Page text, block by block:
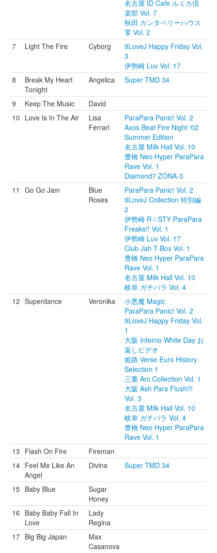
名古屋 ID Cafe ルミカ倶
楽部 Vol. 7
秋田 カンタベリーハウス
零 Vol. 2
7
Light The Fire Cyborg
9LoveJ Happy Friday Vol.
3
伊勢崎 Luv Vol. 17
8
Break My Heart
Tonight
Angelica Super TMD 34
9 Keep The Music
David
10 Love Is In The Air
Lisa
Ferrari
ParaPara Panic! Vol. 2
Axos Beat Fire Night '02
Summer Edition
名古屋 Milk Hall Vol. 10
豊橋 Neo Hyper ParaPara
Rave Vol. 1
Diamond7 ZONA-3
11
Go Go Jam
Blue
Roses
ParaPara Panic! Vol. 2
9LoveJ Collection 特別編
2
伊勢崎 R☆STY ParaPara
Freaks!! Vol. 1
伊勢崎 Luv Vol. 17
Club Jah T-Box Vol. 1
豊橋 Neo Hyper ParaPara
Rave Vol. 1
名古屋 Milk Hall Vol. 10
岐阜 ガチパラ Vol. 4
12 Superdance Veronika
小悪魔 Magic
ParaPara Panic! Vol. 2
9LoveJ Happy Friday Vol.
1
大阪 Inferno White Day お
返しビデオ
姫路 Verse Euro History
Selection 1
三重 Arc Collection Vol. 1
大阪 Ash Para Flush!!!
Vol. 3
名古屋 Milk Hall Vol. 10
岐阜 ガチパラ Vol. 4
豊橋 Neo Hyper ParaPara
Rave Vol. 1
13 Flash On Fire
Fireman
14 Feel Me Like An
Angel
Divina Super TMD 34
15 Baby Blue
Sugar
Honey
16 Baby Baby Fall In
Love
Lady
Regina
17 Big Big Japan
Max
Casanova